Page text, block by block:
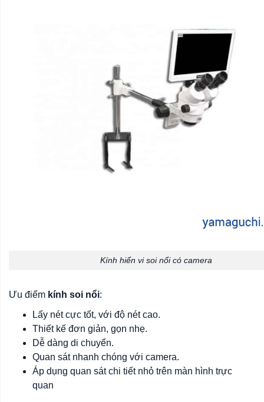
Kính hiển vi soi nổi có camera
Ưu điểm kính soi nổi:
Lấy nét cực tốt, với độ nét cao.
Thiết kế đơn giản, gọn nhẹ.
Dễ dàng di chuyển.
Quan sát nhanh chóng với camera.
Áp dụng quan sát chi tiết nhỏ trên màn hình trực
quan